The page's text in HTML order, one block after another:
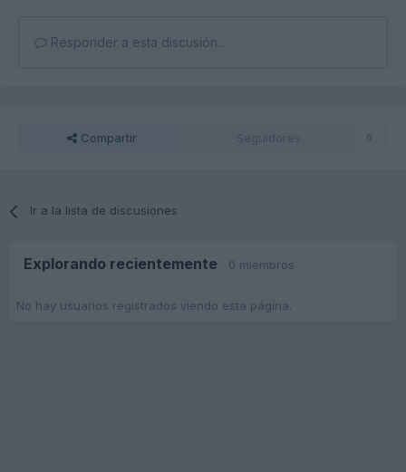
Responder a esta discusión...
Compartir Seguidores 0
Ir a la lista de discusiones
Explorando recientemente 0 miembros
No hay usuarios registrados viendo esta página.